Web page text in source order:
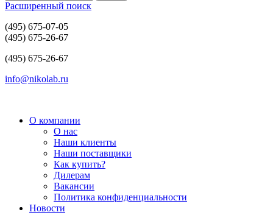
Расширенный поиск
(495) 675-07-05
(495) 675-26-67
(495) 675-26-67
info@nikolab.ru
О компании
О нас
Наши клиенты
Наши поставщики
Как купить?
Дилерам
Вакансии
Политика конфиденциальности
Новости